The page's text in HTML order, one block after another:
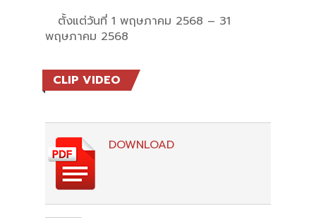
ตั้งแต่วันที่ 1 พฤษภาคม 2568 – 31
พฤษภาคม 2568
CLIP VIDEO
DOWNLOAD